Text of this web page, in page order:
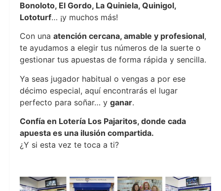
Bonoloto, El Gordo, La Quiniela, Quinigol,
Lototurf… ¡y muchos más!
Con una atención cercana, amable y profesional,
te ayudamos a elegir tus números de la suerte o
gestionar tus apuestas de forma rápida y sencilla.
Ya seas jugador habitual o vengas a por ese
décimo especial, aquí encontrarás el lugar
perfecto para soñar… y ganar.
Confía en Lotería Los Pajaritos, donde cada
apuesta es una ilusión compartida.
¿Y si esta vez te toca a ti?